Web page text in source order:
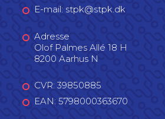
E-mail: stpk@stpk.dk
Adresse
Olof Palmes Allé 18 H
8200 Aarhus N
CVR: 39850885
EAN: 5798000363670